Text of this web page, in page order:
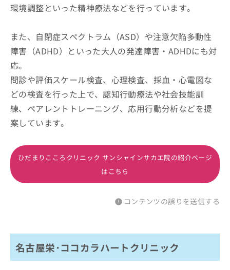
環境調整といった精神療法などを行っています。
また、自閉症スペクトラム（ASD）や注意欠陥多動性
障害（ADHD）といった大人の発達障害・ADHDにも対
応。
問診や評価スケール検査、心理検査、採血・心電図な
どの検査を行った上で、認知行動療法や社会技能訓
練、ペアレントトレーニング、応用行動分析などを提
案しています。
ひだまりこころクリニック サンシャインサカエ院の紹介ページ
はこちら
コンテンツの誤りを送信する
名古屋栄･ココカラハートクリニック